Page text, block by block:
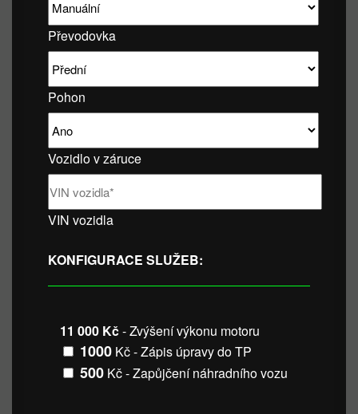
Převodovka
Pohon
Vozidlo v záruce
VIN vozidla
KONFIGURACE SLUŽEB:
11 000 Kč- Zvýšení výkonu motoru
1000 Kč - Zápis úpravy do TP
500 Kč - Zapůjčení náhradního vozu